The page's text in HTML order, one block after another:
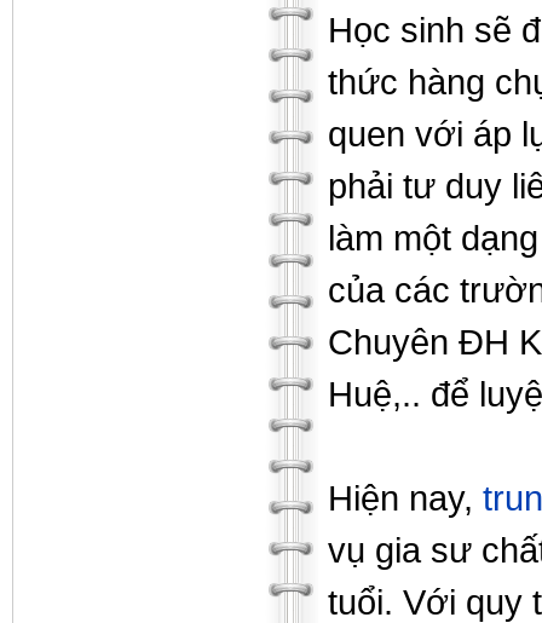
Học sinh sẽ
thức hàng
quen với áp
phải tư duy
làm một
của các
Chuyên ĐH
Huệ,.. để
Hiện nay,
vụ gia sư
tuổi. Với quy